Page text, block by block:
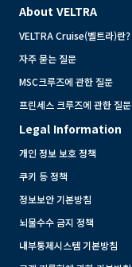
About VELTRA
VELTRA Cruise(벨트라)란?
자주 묻는 질문
MSC크루즈에 관한 질문
프린세스 크루즈에 관한 질문
Legal Information
개인 정보 보호 정책
쿠키 등 정책
정보보안 기본방침
뇌물수수 금지 정책
내부통제시스템 기본방침